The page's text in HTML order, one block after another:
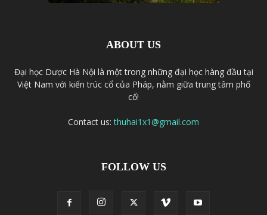
ABOUT US
Đại học Dược Hà Nội là một trong những đại học hàng đầu tại
Việt Nam với kiến trúc cổ của Pháp, nằm giữa trung tâm phố
cổ!
Contact us:thuhai1x1@gmail.com
FOLLOW US